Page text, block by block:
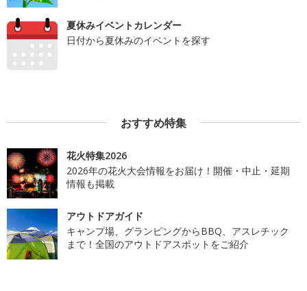
夏休みイベントカレンダー
日付から夏休みのイベントを探す
おすすめ特集
花火特集2026
2026年の花火大会情報をお届け！開催・中止・延期
情報も掲載
アウトドアガイド
キャンプ場、グランピングからBBQ、アスレチック
まで！全国のアウトドアスポットをご紹介